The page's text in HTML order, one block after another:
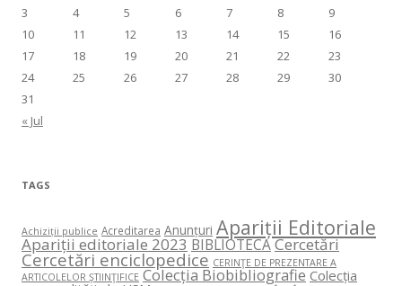
« Jul
3
4 5 6 7 8
9
10
11 12 13 14 15
16
17
18 19 20 21 22
23
24
25 26 27 28 29
30
31
TAGS
Achiziții publice Acreditarea Anunțuri Apariții Editoriale
Apariții editoriale 2023 BIBLIOTECACercetări
Cercetări enciclopedice CERINŢE DE PREZENTARE A
ARTICOLELOR ŞTIINŢIFICE Colecția Biobibliografie Colecția